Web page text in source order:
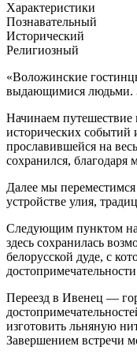
Характеристики
Познавательный
Исторический
Религиозный
«Воложинские
выдающимися людьми.
Начинаем путешествие
исторических событий
прославившейся на
сохранился, благодаря
Далее мы переместимся
устройстве улия,
Следующим пунктом
здесь сохранилась
белорусской дуде, с
Переезд в Ивенец —
изготовить льняную
Завершением встречи